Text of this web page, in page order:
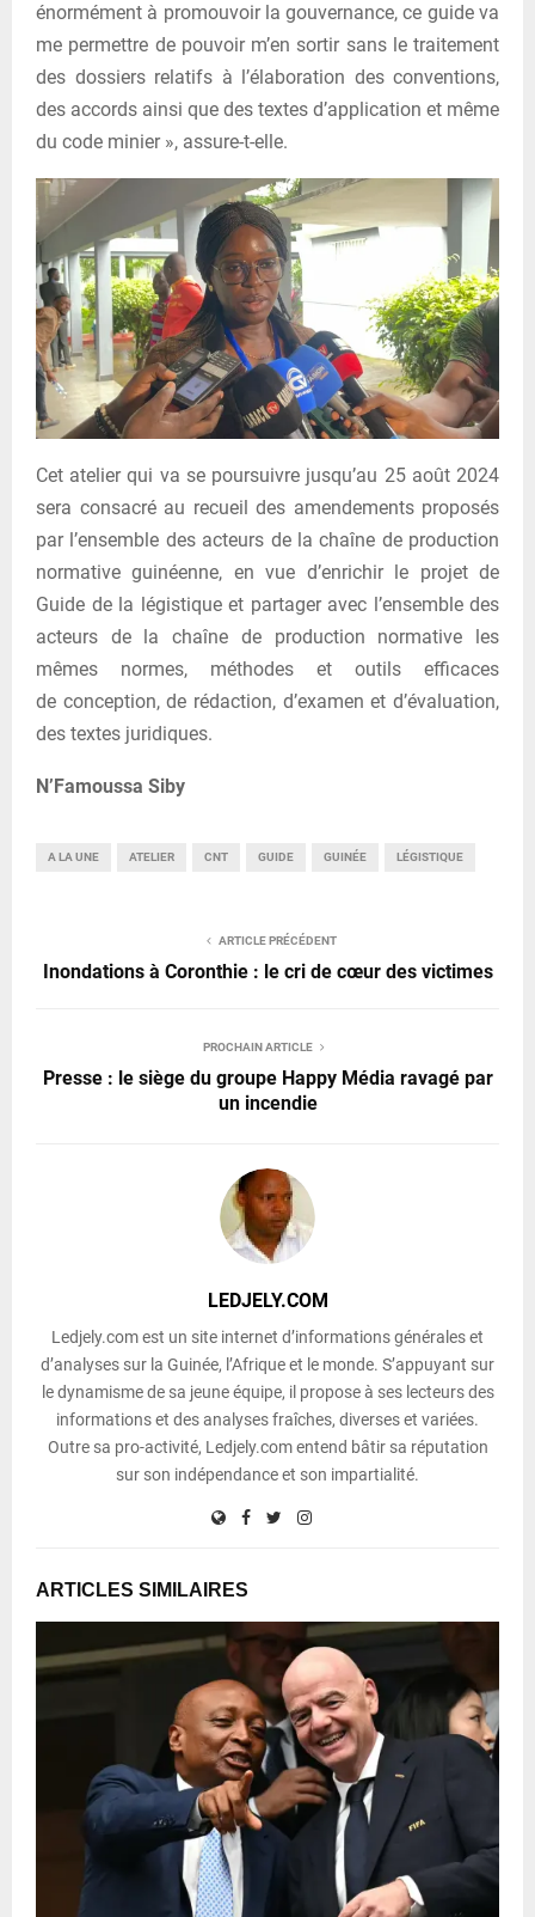
énormément à promouvoir la gouvernance, ce guide va
me permettre de pouvoir m’en sortir sans le traitement
des dossiers relatifs à l’élaboration des conventions,
des accords ainsi que des textes d’application et même
du code minier », assure-t-elle.
Cet atelier qui va se poursuivre jusqu’au 25 août 2024
sera consacré au recueil des amendements proposés
par l’ensemble des acteurs de la chaîne de production
normative guinéenne, en vue d’enrichir le projet de
Guide de la légistique et partager avec l’ensemble des
acteurs de la chaîne de production normative les
mêmes normes, méthodes et outils efficaces
de conception, de rédaction, d’examen et d’évaluation,
des textes juridiques.
N’Famoussa Siby
A LA UNE ATELIER CNT GUIDE GUINÉE LÉGISTIQUE
ARTICLE PRÉCÉDENT
Inondations à Coronthie : le cri de cœur des victimes
PROCHAIN ARTICLE
Presse : le siège du groupe Happy Média ravagé par
un incendie
LEDJELY.COM
Ledjely.com est un site internet d’informations générales et
d’analyses sur la Guinée, l’Afrique et le monde. S’appuyant sur
le dynamisme de sa jeune équipe, il propose à ses lecteurs des
informations et des analyses fraîches, diverses et variées.
Outre sa pro-activité, Ledjely.com entend bâtir sa réputation
sur son indépendance et son impartialité.
ARTICLES SIMILAIRES